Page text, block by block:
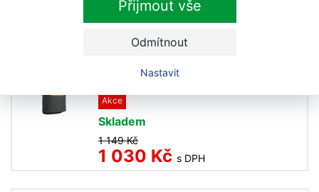
Přijmout vše
Odmítnout
Nastavit
1 430 Kč
krátkým rukávem
Akce
Skladem
1 149 Kč
1 030 Kč s DPH